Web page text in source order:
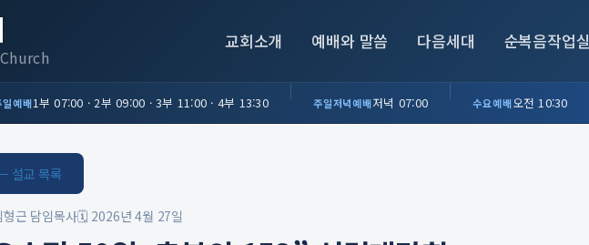
교회소개 예배와 말씀 다음세대 순복음작업실
일예배1부 07:00 · 2부 09:00 · 3부 11:00 · 4부 13:30 주일저녁예배저녁 07:00 수요예배오전 10:30
설교 목록
형근 담임목사🗓 2026년 4월 27일